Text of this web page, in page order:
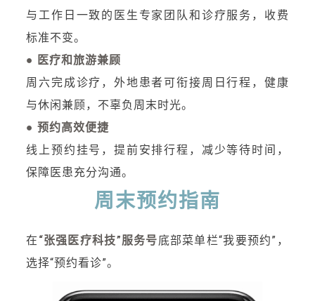
与工作日一致的医生专家团队和诊疗服务，收费
标准不变。
● 医疗和旅游兼顾
周六完成诊疗，外地患者可衔接周日行程，健康
与休闲兼顾，不辜负周末时光。
● 预约高效便捷
线上预约挂号，提前安排行程，减少等待时间，
保障医患充分沟通。
周末预约指南
在 “张强医疗科技”服务号底部菜单栏“我要预约”，
选择“预约看诊”。